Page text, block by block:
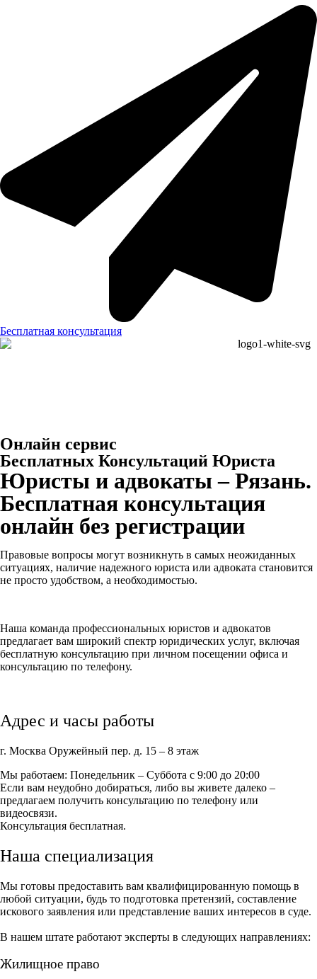
Бесплатная консультация
Онлайн сервис
Бесплатных Консультаций Юриста
Юристы и адвокаты – Рязань.
Бесплатная консультация
онлайн без регистрации
Правовые вопросы могут возникнуть в самых неожиданных
ситуациях, наличие надежного юриста или адвоката становится
не просто удобством, а необходимостью.
Наша команда профессиональных юристов и адвокатов
предлагает вам широкий спектр юридических услуг, включая
бесплатную консультацию при личном посещении офиса и
консультацию по телефону.
Адрес и часы работы
г. Москва Оружейный пер. д. 15 – 8 этаж
Мы работаем: Понедельник – Суббота с 9:00 до 20:00
Если вам неудобно добираться, либо вы живете далеко –
предлагаем получить консультацию по телефону или
видеосвязи.
Консультация бесплатная.
Наша специализация
Мы готовы предоставить вам квалифицированную помощь в
любой ситуации, будь то подготовка претензий, составление
искового заявления или представление ваших интересов в суде.
В нашем штате работают эксперты в следующих направлениях:
Жилищное право